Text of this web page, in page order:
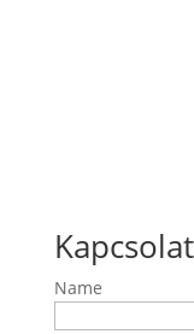
Kapcsolat
Name